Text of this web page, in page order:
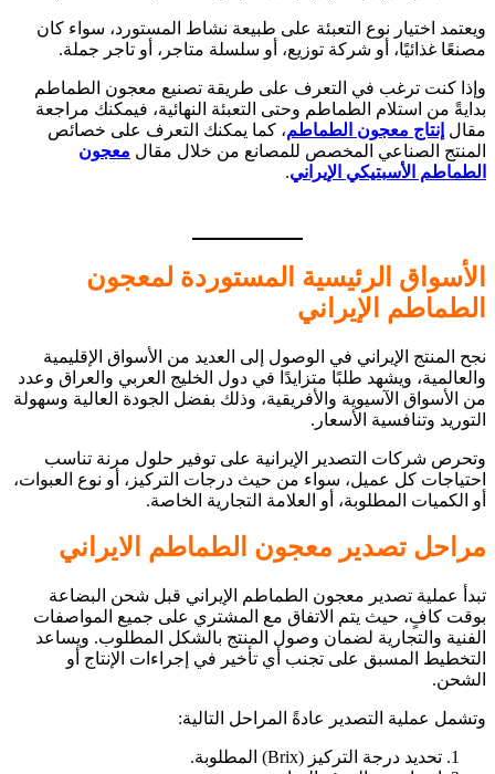
ويعتمد اختيار نوع التعبئة على طبيعة نشاط المستورد، سواء كان
مصنعًا غذائيًا، أو شركة توزيع، أو سلسلة متاجر، أو تاجر جملة.
وإذا كنت ترغب في التعرف على طريقة تصنيع معجون الطماطم
بدايةً من استلام الطماطم وحتى التعبئة النهائية، فيمكنك مراجعة
مقال إنتاج معجون الطماطم، كما يمكنك التعرف على خصائص
المنتج الصناعي المخصص للمصانع من خلال مقال معجون
الطماطم الأسبتيكي الإيراني.
الأسواق الرئيسية المستوردة لمعجون
الطماطم الإيراني
نجح المنتج الإيراني في الوصول إلى العديد من الأسواق الإقليمية
والعالمية، ويشهد طلبًا متزايدًا في دول الخليج العربي والعراق وعدد
من الأسواق الآسيوية والأفريقية، وذلك بفضل الجودة العالية وسهولة
التوريد وتنافسية الأسعار.
وتحرص شركات التصدير الإيرانية على توفير حلول مرنة تناسب
احتياجات كل عميل، سواء من حيث درجات التركيز، أو نوع العبوات،
أو الكميات المطلوبة، أو العلامة التجارية الخاصة.
مراحل تصدير معجون الطماطم الايراني
تبدأ عملية تصدير معجون الطماطم الإيراني قبل شحن البضاعة
بوقت كافٍ، حيث يتم الاتفاق مع المشتري على جميع المواصفات
الفنية والتجارية لضمان وصول المنتج بالشكل المطلوب. ويساعد
التخطيط المسبق على تجنب أي تأخير في إجراءات الإنتاج أو
الشحن.
وتشمل عملية التصدير عادةً المراحل التالية:
تحديد درجة التركيز (Brix) المطلوبة.